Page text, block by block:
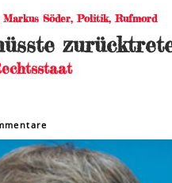
Markus Söder,Politik, Rufmord